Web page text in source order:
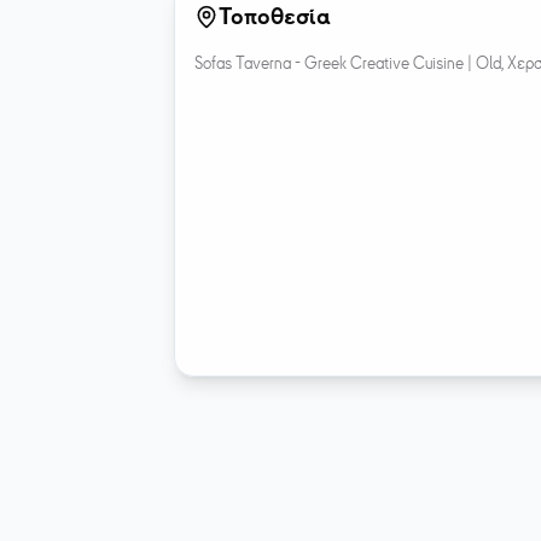
Τοποθεσία
Sofas Taverna - Greek Creative Cuisine | Old,